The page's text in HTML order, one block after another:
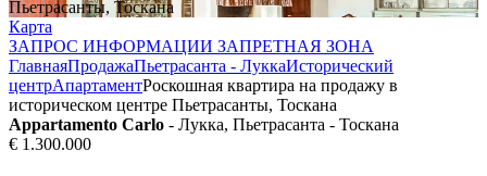
Карта
ЗАПРОС ИНФОРМАЦИИ ЗАПРЕТНАЯ ЗОНА
ГлавнаяПродажаПьетрасанта - ЛуккаИсторический
центрАпартаментРоскошная квартира на продажу в
историческом центре Пьетрасанты, Тоскана
Appartamento Carlo - Лукка, Пьетрасанта - Тоскана
€ 1.300.000